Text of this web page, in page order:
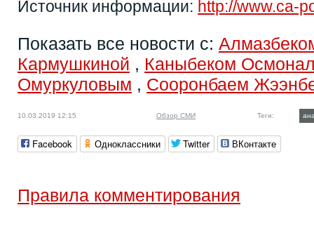
Источник информации: http://www.ca-
Показать все новости с:
Кармушкиной , Каныбеком
Омуркуловым , Сооронбаем
10.03.2019 12:15 Обзор СМИ Теги:
Facebook Одноклассники Twitter ВКонтакте
Правила комментирования